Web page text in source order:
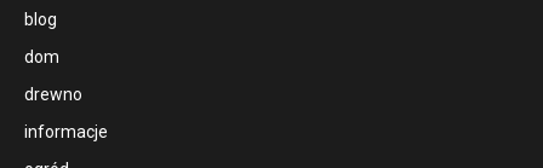
blog
dom
drewno
informacje